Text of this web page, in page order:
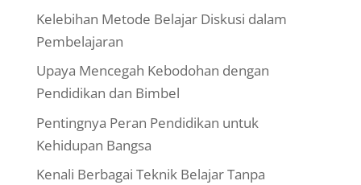
Kelebihan Metode Belajar Diskusi dalam
Pembelajaran
Upaya Mencegah Kebodohan dengan
Pendidikan dan Bimbel
Pentingnya Peran Pendidikan untuk
Kehidupan Bangsa
Kenali Berbagai Teknik Belajar Tanpa